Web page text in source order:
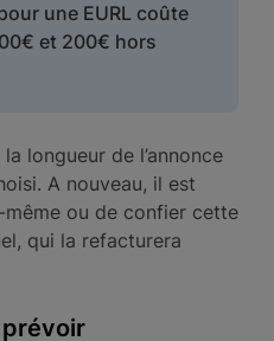
une EURL coûte
et 200€ hors
longueur de l’annonce
A nouveau, il est
ou de confier cette
qui la refacturera
prévoir